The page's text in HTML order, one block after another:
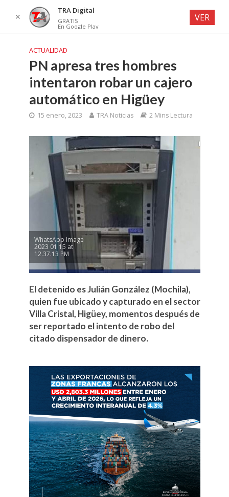
ACTUALIDAD
PN apresa tres hombres
intentaron robar un cajero
automático en Higüey
15 enero, 2023 TRA Noticias 2 Mins Lectura
WhatsApp Image
2023 01 15 at
12.37.13 PM
El detenido es Julián González (Mochila),
quien fue ubicado y capturado en el sector
Villa Cristal, Higüey, momentos después de
ser reportado el intento de robo del
citado dispensador de dinero.
✕
TRA Digital
GRATIS
En Google Play
VER